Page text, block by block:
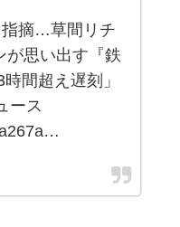
指摘…草間リチ
が思い出す『鉄
間超え遅刻」
ース